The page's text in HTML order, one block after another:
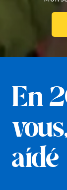
En
aidé